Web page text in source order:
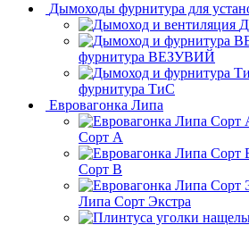
Дымоходы фурнитура для
фурнитура ВЕЗУВИЙ
фурнитура ТиС
Евровагонка Липа
Сорт А
Сорт В
Липа Сорт Экстра